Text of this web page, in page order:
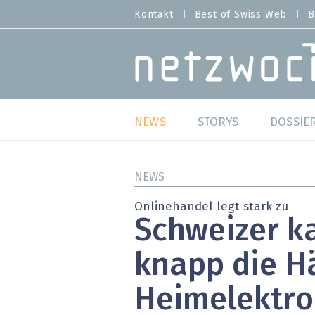
zum
MENU
Kontakt Best of Swiss Web
MAIN NAVIGATION
NEWS
Studien
Meinungen
Hands-on
STORYS
Best
SAP
NEWS
Onlinehandel legt stark zu
Schweizer
knapp die